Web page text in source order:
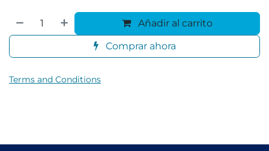
Añadir al carrito
Comprar ahora
Terms and Conditions